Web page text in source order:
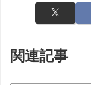
関連記事